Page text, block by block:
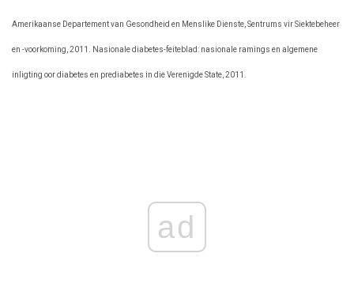
Amerikaanse Departement van Gesondheid en Menslike Dienste, Sentrums vir Siektebeheer
en -voorkoming, 2011. Nasionale diabetes-feiteblad: nasionale ramings en algemene
inligting oor diabetes en prediabetes in die Verenigde State, 2011.
ad